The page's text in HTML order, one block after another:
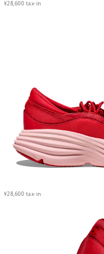
¥28,600 tax-in
¥28,600 tax-in